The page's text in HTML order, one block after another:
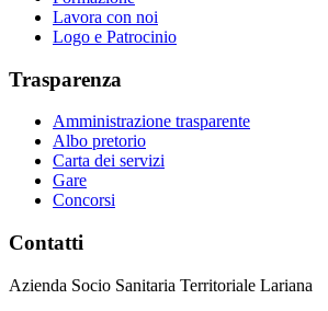
Lavora con noi
Logo e Patrocinio
Trasparenza
Amministrazione trasparente
Albo pretorio
Carta dei servizi
Gare
Concorsi
Contatti
Azienda Socio Sanitaria Territoriale Lariana